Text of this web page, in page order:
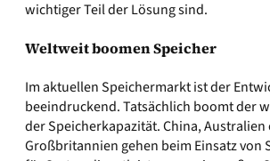
wichtiger Teil der Lösung sind.
Weltweit boomen Speicher
Im aktuellen Speichermarkt ist der
beeindruckend. Tatsächlich boomt der
der Speicherkapazität. China, Australien
Großbritannien gehen beim Einsatz von